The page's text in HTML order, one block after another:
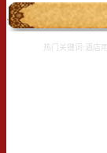
.
热门关键词:酒店